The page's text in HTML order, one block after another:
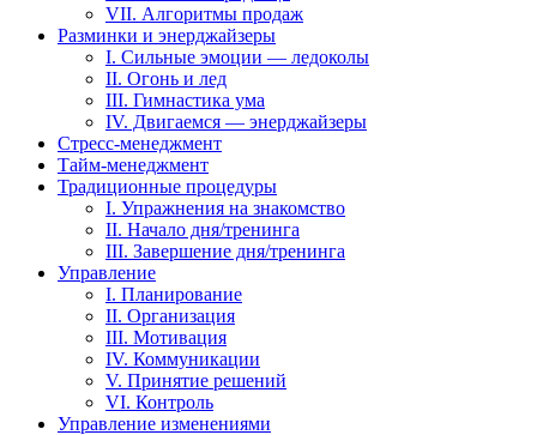
VII. Алгоритмы продаж
Разминки и энерджайзеры
I. Сильные эмоции — ледоколы
II. Огонь и лед
III. Гимнастика ума
IV. Двигаемся — энерджайзеры
Стресс-менеджмент
Тайм-менеджмент
Традиционные процедуры
I. Упражнения на знакомство
II. Начало дня/тренинга
III. Завершение дня/тренинга
Управление
I. Планирование
II. Организация
III. Мотивация
IV. Коммуникации
V. Принятие решений
VI. Контроль
Управление изменениями